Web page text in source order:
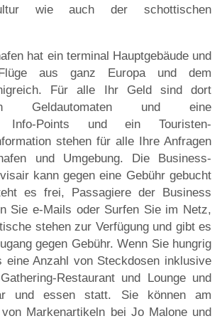
wie auch der schottischen
hat ein terminal Hauptgebäude und
Flüge aus ganz Europa und dem
Für alle Ihr Geld sind dort
Geldautomaten und eine
Info-Points und ein Touristen-
stehen für alle Ihre Anfragen
und Umgebung. Die Business-
kann gegen eine Gebühr gebucht
es frei, Passagiere der Business
Sie e-Mails oder Surfen Sie im Netz,
stehen zur Verfügung und gibt es
gegen Gebühr. Wenn Sie hungrig
eine Anzahl von Steckdosen inklusive
Restaurant und Lounge und
und essen statt. Sie können am
Markenartikeln bei Jo Malone und